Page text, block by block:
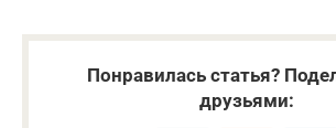
Понравилась статья?
друзьями: